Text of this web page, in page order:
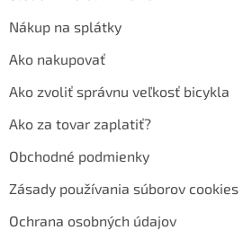
Nákup na splátky
Ako nakupovať
Ako zvoliť správnu veľkosť bicykla
Ako za tovar zaplatiť?
Obchodné podmienky
Zásady používania súborov cookies
Ochrana osobných údajov